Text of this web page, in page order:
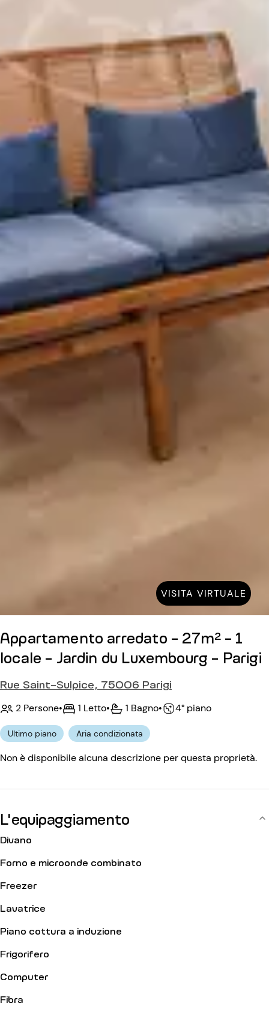
VISITA VIRTUALE
Appartamento arredato - 27m² - 1
locale - Jardin du Luxembourg - Parigi
Rue Saint-Sulpice, 75006 Parigi
2 Persone• 1 Letto• 1 Bagno• 4° piano
Ultimo piano Aria condizionata
Non è disponibile alcuna descrizione per questa proprietà.
L'equipaggiamento
Divano
Forno e microonde combinato
Freezer
Lavatrice
Piano cottura a induzione
Frigorifero
Computer
Fibra